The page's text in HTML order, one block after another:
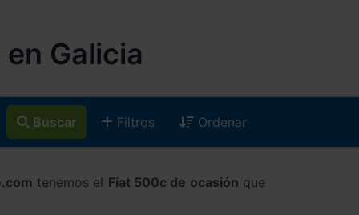
Galicia
Buscar Filtros Ordenar
tenemos el Fiat 500c de ocasión que